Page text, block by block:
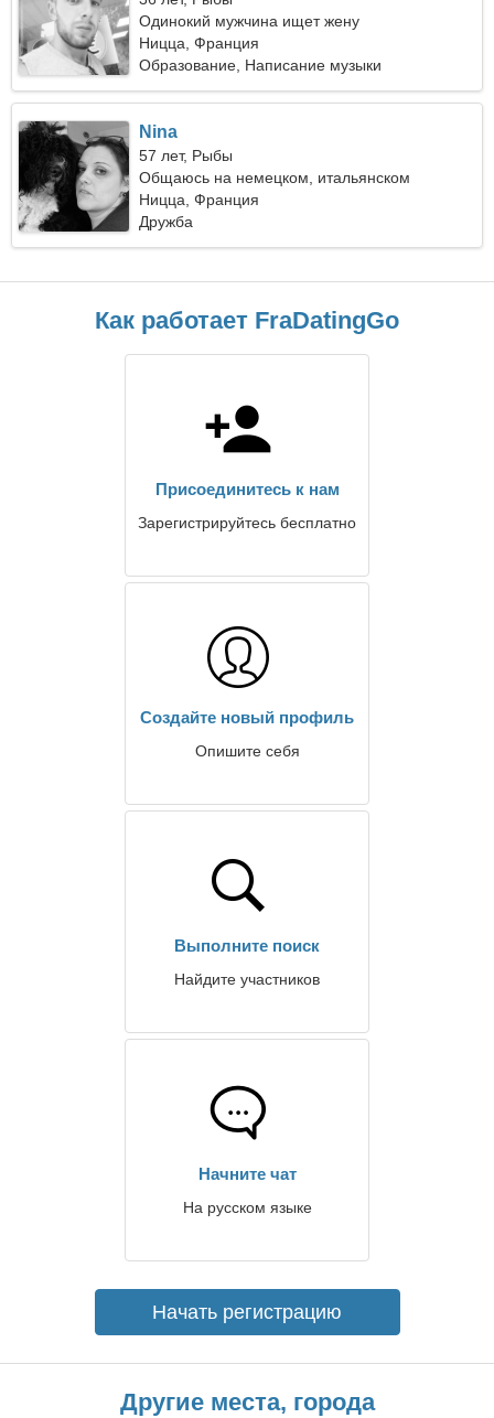
Одинокий мужчина ищет жену
Ницца, Франция
Образование, Написание музыки
Nina
57 лет, Рыбы
Общаюсь на немецком, итальянском
Ницца, Франция
Дружба
Как работает FraDatingGo
Присоединитесь к нам
Зарегистрируйтесь бесплатно
Создайте новый профиль
Опишите себя
Выполните поиск
Найдите участников
Начните чат
На русском языке
Начать регистрацию
Другие места, города